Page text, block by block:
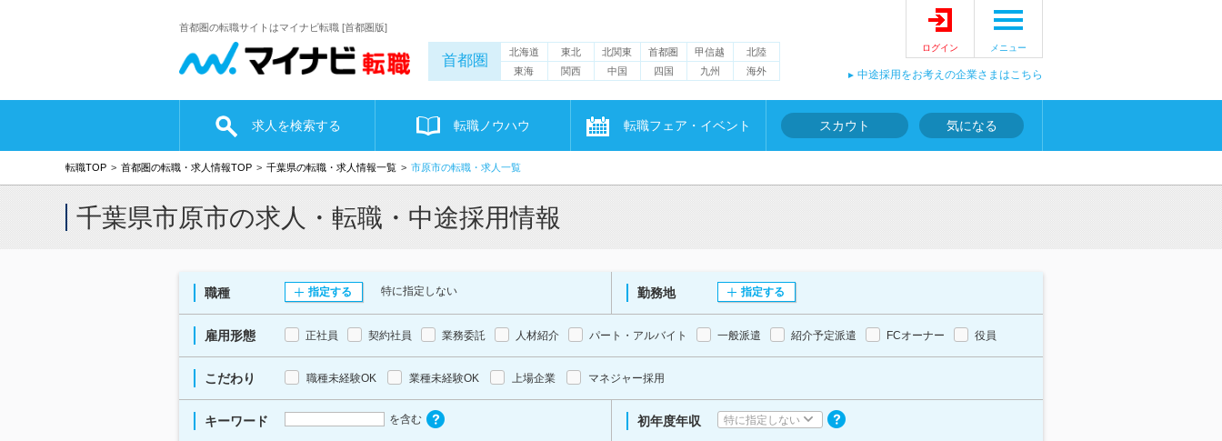
首都圏の転職サイトはマイナビ転職 [首都圏版]
首都圏 北海道 東北 北関東 首都圏 甲信越
北陸
東海
関西 中国 四国 九州 海外
ログイン メニュー
中途採用をお考えの企業さまはこちら
求人を検索する 転職ノウハウ 転職フェア・イベント スカウト 気になる
転職TOP 首都圏の転職・求人情報TOP 千葉県の転職・求人情報一覧 市原市の転職・求人一覧
千葉県市原市の求人・転職・中途採用情報
職種 指定する 特に指定しない 勤務地 指定する
雇用形態 正社員 契約社員 業務委託 人材紹介 パート・アルバイト 一般派遣 紹介予定派遣 FCオーナー 役員
こだわり 職種未経験OK 業種未経験OK 上場企業 マネジャー採用
キーワード を含む 初年度年収 特に指定しない